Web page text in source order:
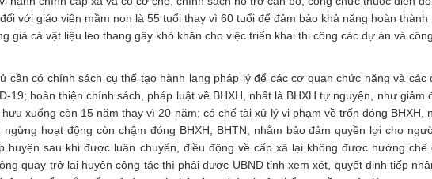
với giáo viên mầm non là 55 tuổi thay vì 60 tuổi để đảm bảo khả năng hoàn thành
giá cả vật liệu leo thang gây khó khăn cho việc triển khai thi công các dự án và
cần có chính sách cụ thể tạo hành lang pháp lý để các cơ quan chức năng và các
19; hoàn thiện chính sách, pháp luật về BHXH, nhất là BHXH tự nguyện, như giảm
xuống còn 15 năm thay vì 20 năm; có chế tài xử lý vi phạm về trốn đóng BHXH,
hoạt động còn chậm đóng BHXH, BHTN, nhằm bảo đảm quyền lợi cho
huyện sau khi được luân chuyển, điều động về cấp xã lại không được hưởng chế
quay trở lại huyện công tác thì phải được UBND tỉnh xem xét, quyết định tiếp